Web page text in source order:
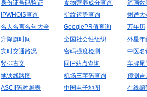
身份证号码验证 食物营养成分查询 笔画数
IPWHOIS查询 指纹运势查询 粥谱大
名人名言名句大全 GooglePR值查询 万年历
升降旗时间 全国社会性组织 外星年
实时交通路况 密码强度检测 中医名
竖排古文 同IP站点查询 车牌尾
地铁线路图 机场三字码查询 预测吉
ASCII码对照表 中国电子地图 在线编